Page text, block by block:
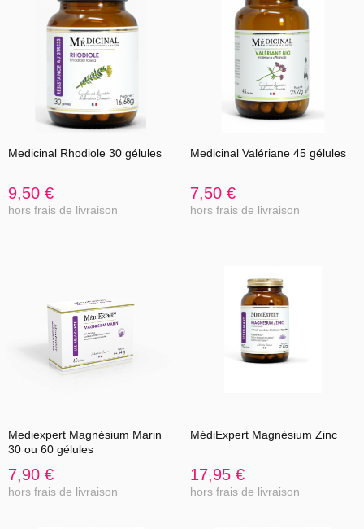
Medicinal Rhodiole 30 gélules
9,50 €
hors frais de livraison
Medicinal Valériane 45 gélules
7,50 €
hors frais de livraison
Mediexpert Magnésium Marin
30 ou 60 gélules
7,90 €
hors frais de livraison
MédiExpert Magnésium Zinc
17,95 €
hors frais de livraison